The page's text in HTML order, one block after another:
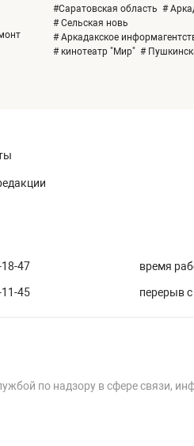
#Саратовская область #
# Сельская новь
# Аркадакское
# кинотеатр "Мир" #
47
45
время
перерыв
по надзору в сфере связи,